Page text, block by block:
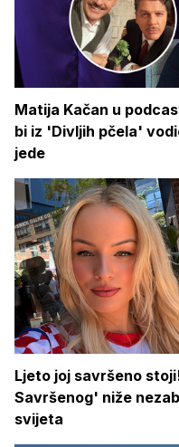
Matija Kačan u
bi iz 'Divljih pčela'
jede
Ljeto joj savršeno
Savršenog' niže
svijeta